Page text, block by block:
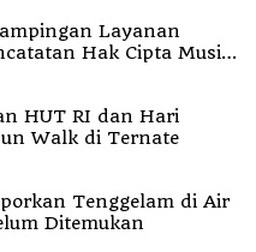
Layanan
Hak Cipta Musik
HUT RI dan Hari
Walk di Ternate
Tenggelam di Air
Ditemukan